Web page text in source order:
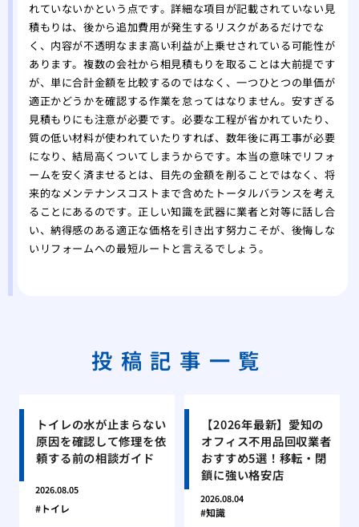
れていないかという点です。詳細な項目が記載されていない見
積もりは、後から追加費用が発生するリスクがあるだけでな
く、内容が不透明なまま高い利益が上乗せされている可能性が
あります。複数の会社から相見積もりを取ることは大前提です
が、単に合計金額を比較するのではなく、一つひとつの単価が
適正かどうかを確認する作業を怠ってはなりません。安すぎる
見積もりにも注意が必要です。必要な工程が省かれていたり、
質の低い材料が使われていたりすれば、数年後に再工事が必要
になり、結局高くついてしまうからです。本当の意味でリフォ
ームを安く済ませるとは、目先の金額を削ることではなく、将
来的なメンテナンスコストまで含めたトータルバランスを考え
ることにあるのです。正しい知識を武器に業者と対等に話し合
い、納得感のある適正な価格を引き出す努力こそが、後悔しな
いリフォームへの最短ルートと言えるでしょう。
投稿記事一覧
トイレの水が止まらない
原因を確認して修理を依
頼する前の相談ガイド
2026.08.05
トイレ
【2026年最新】愛知の
オフィス不用品回収業者
おすすめ5選！移転・閉
鎖に強い格安店
2026.08.04
知識